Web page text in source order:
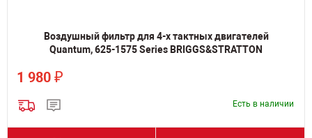
Воздушный фильтр для 4-х тактных двигателей
Quantum, 625-1575 Series BRIGGS&STRATTON
1 980 ₽
Есть в наличии